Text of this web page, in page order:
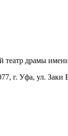
театр драмы
г. Уфа, ул. Заки